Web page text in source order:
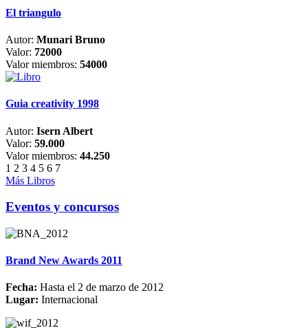
El triangulo
Autor: Munari Bruno
Valor: 72000
Valor miembros: 54000
Guia creativity 1998
Autor: Isern Albert
Valor: 59.000
Valor miembros: 44.250
1 2 3 4 5 6 7
Más Libros
Eventos y concursos
Brand New Awards 2011
Fecha: Hasta el 2 de marzo de 2012
Lugar: Internacional